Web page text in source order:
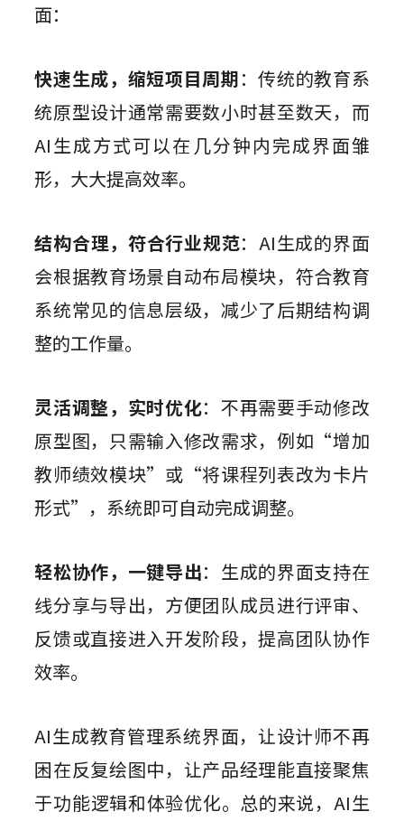
面：
快速生成，缩短项目周期：传统的教育系
统原型设计通常需要数小时甚至数天，而
AI生成方式可以在几分钟内完成界面雏
形，大大提高效率。
结构合理，符合行业规范：AI生成的界面
会根据教育场景自动布局模块，符合教育
系统常见的信息层级，减少了后期结构调
整的工作量。
灵活调整，实时优化：不再需要手动修改
原型图，只需输入修改需求，例如“增加
教师绩效模块”或“将课程列表改为卡片
形式”，系统即可自动完成调整。
轻松协作，一键导出：生成的界面支持在
线分享与导出，方便团队成员进行评审、
反馈或直接进入开发阶段，提高团队协作
效率。
AI生成教育管理系统界面，让设计师不再
困在反复绘图中，让产品经理能直接聚焦
于功能逻辑和体验优化。总的来说，AI生